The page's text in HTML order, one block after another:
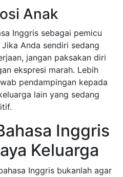
Anak
Inggris sebagai pemicu
Anda sendiri sedang
jangan paksakan diri
ekspresi marah. Lebih
pendampingan kepada
lain yang sedang
Inggris
Keluarga
Inggris bukanlah agar